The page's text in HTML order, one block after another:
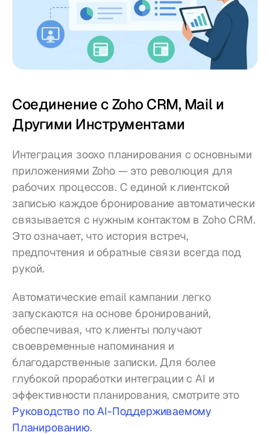
Соединение с Zoho CRM, Mail и
Другими Инструментами
Интеграция зоохо планирования с основными
приложениями Zoho — это революция для
рабочих процессов. С единой клиентской
записью каждое бронирование автоматически
связывается с нужным контактом в Zoho CRM.
Это означает, что история встреч,
предпочтения и обратные связи всегда под
рукой.
Автоматические email кампании легко
запускаются на основе бронирований,
обеспечивая, что клиенты получают
своевременные напоминания и
благодарственные записки. Для более
глубокой проработки интеграции с AI и
эффективности планирования, смотрите это
Руководство по AI-Поддерживаемому
Планированию.